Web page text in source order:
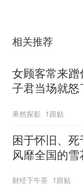
相关推荐
女顾客常来蹭
子君当场就怒
果然探影 1跟贴
困于怀旧、死
风靡全国的雪
财经下午茶 1跟贴